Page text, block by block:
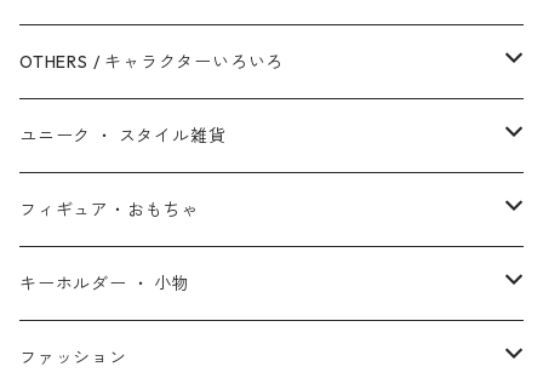
シークエル・トリロジー
アンソロジー・シリーズ
スターウォーズ・アニメ
スターウォーズ・コラボ
ブラックパンサー
キャプテン・マーベル
ドクター・ストレンジ
ガーディアンズ・オブ・ギャラクシー
アントマン
白雪姫
アラジン
塔の上のラプンツェル
アナと雪の女王
プリンセスと魔法のキス
ピクサー
ザ・フラッシュ
ワンダーウーマン
ジョーカー
ハーレイ・クイン
OTHERS / キャラクターいろいろ
ザ・マペッツ
ひつじのショーン
ピーナッツ / スヌーピー
ミッフィー
ユニーク ・ スタイル雑貨
北欧・ヨーロッパ雑貨
アメリカン雑貨
ホームパーティー・バーベキュー雑貨
フィギュア・おもちゃ
スタチュー ・ フィギュア
ぬいぐるみ ・ プラッシュドール
キーホルダー ・ 小物
ステッカー ・ シール
ファッション